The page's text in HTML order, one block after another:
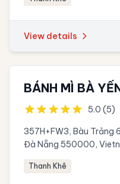
View details
BÁNH MÌ BÀ
5.0 (5)
357H+FW3, Bàu Trảng
Đà Nẵng 550000,
Thanh Khê